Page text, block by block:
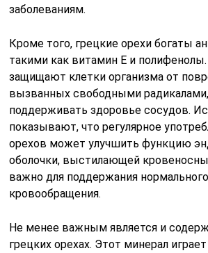
заболеваниям.
Кроме того, грецкие орехи богаты
такими как витамин Е и
защищают клетки организма от
вызванных свободными
поддерживать здоровье сосудов.
показывают, что регулярное
орехов может улучшить функцию
оболочки, выстилающей
важно для поддержания нормального
кровообращения.
Не менее важным является и
грецких орехах. Этот минерал